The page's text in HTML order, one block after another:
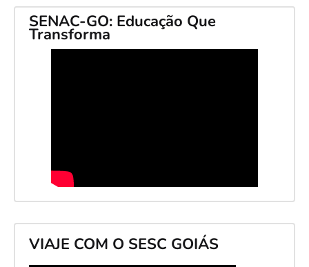
SENAC-GO: Educação Que
Transforma
VIAJE COM O SESC GOIÁS